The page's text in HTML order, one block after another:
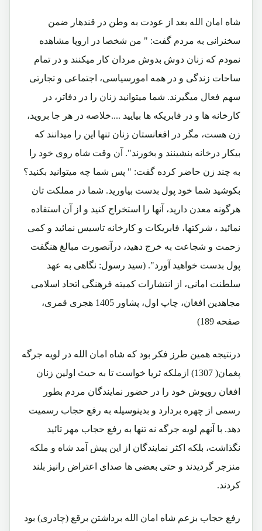
شاه امان الله بعد از عودت به وطن در قندهار ضمن
سخنرانی به مردم گفت: " من شخصا در اروپا مشاهده
نمودم که زنان دوش بدوش مردان کار میکنند و در تمام
ساحات زندگی و در همه امورسیاسی، اجتماعی و تجارتی
سهم فعال میگیرند. شما میتوانید زنان را در دفاتر، در
کارخانه ها و در فابریکه ها بیایید ....خلاصه در هر جا بروید،
زن هست، مگر در افغانستان زنان تنها این را میدانند که
بیکار درخانه بنشینند و بخورند". آن وقت شاه روی خود را
به چند زن حاضر کرده گفت: " پس شما چه میتوانید بکنید؟
بکوشید شما خود پول بدست بیاورید. شما در مملکت تان
هرگونه معدن دارید، آنها را استخراج کنید و از آن استفاده
نمائید ، شرکتها، فابریکات و کارخانه تاسیس نمائید و کمی
زحمت و شجاعت به خرج دهید، درآنصورت مبالغ هنگفت
پول بدست خواهید آورد". (سید رسول: نگاهی به عهد
سلطنت امانی، از انتشارات کمیته فرهنگی اتحاد اسلامی
مجاهدین افغان، چاپ اول، پشاور 1405 هجری قمری،
صفحه 189)
درنتیجه همین طرز فکر بود که شاه امان الله در لویه جرگه
پغمان( 1307) ازملکه ثریا خواست تا به حیث اولین زنان
افغان روپوش خود را در حضور نمایندگان مردم بطور
رسمی از چهره بردارد و بدینوسیله به رفع حجاب رسمیت
دهد. با آنهم لویه جرگه نه تنها به رفع حجاب مهر تائید
نگذاشت، بلکه اکثر نمایندگان از این پیش آمد شاه و ملکه
منزجر گردیدند و حتی بعضی ها صدای اعتراض رانیز بلند
کردند.
رفع حجاب بزعم شاه امان الله برداشتن برقع (چادری) بود